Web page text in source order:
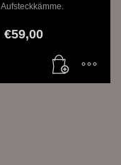
Aufsteckkämme.
€59,00